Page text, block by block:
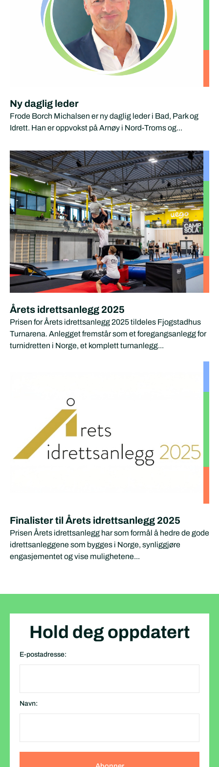
Ny daglig leder
Frode Borch Michalsen er ny daglig leder i Bad, Park og
Idrett. Han er oppvokst på Arnøy i Nord-Troms og...
Årets idrettsanlegg 2025
Prisen for Årets idrettsanlegg 2025 tildeles Fjogstadhus
Turnarena. Anlegget fremstår som et foregangsanlegg for
turnidretten i Norge, et komplett turnanlegg...
Finalister til Årets idrettsanlegg 2025
Prisen Årets idrettsanlegg har som formål å hedre de gode
idrettsanleggene som bygges i Norge, synliggjøre
engasjementet og vise mulighetene...
Hold deg oppdatert
E-postadresse:
Navn: